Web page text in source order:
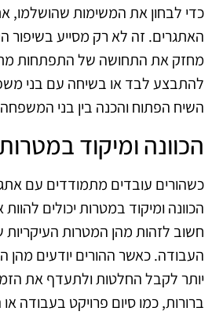
כדי לבחון את המשימות שהושלמו,
האתגרים. זה לא רק מסייע בשיפור
מחזק את התחושה של התפתחות
להתבצע לבד או בשיחה עם בני
השיח הפתוח והכנה בין בני
הכוונה ומיקוד
כשהורים עובדים מתמודדים עם
הכוונה ומיקוד במטרות יכולים
חשוב לזהות מהן המטרות
העבודה. כאשר ההורים יודעים
יותר לקבל החלטות ולתעדף את
ברורות, כמו סיום פרויקט בעבודה